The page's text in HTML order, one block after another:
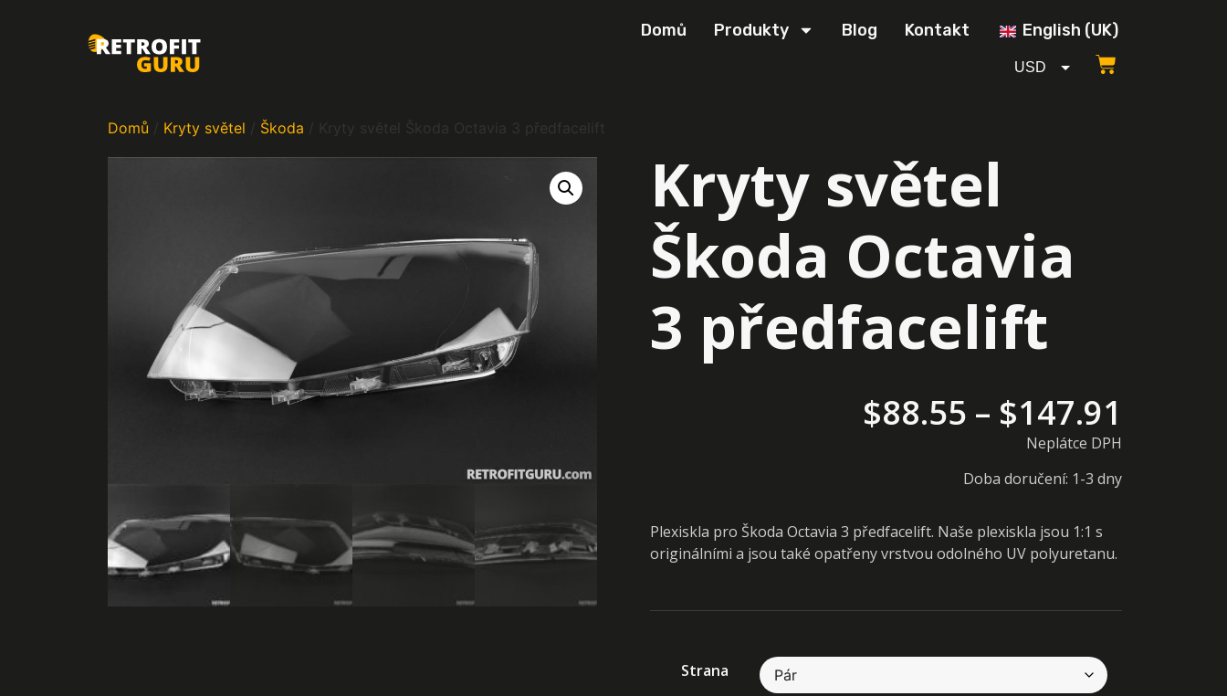
Domů Produkty Blog Kontakt English (UK)
USD
Domů / Kryty světel / Škoda / Kryty světel Škoda Octavia 3 předfacelift
Kryty světel
Škoda Octavia
3 předfacelift
$88.55 – $147.91
Neplátce DPH
Doba doručení: 1-3 dny
Plexiskla pro Škoda Octavia 3 předfacelift. Naše plexiskla jsou 1:1 s
originálními a jsou také opatřeny vrstvou odolného UV polyuretanu.
Strana